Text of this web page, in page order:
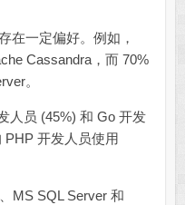
一定偏好。例如，
Cassandra，而 70%
。
员 (45%) 和 Go 开发
PHP 开发人员使用
MS SQL Server 和